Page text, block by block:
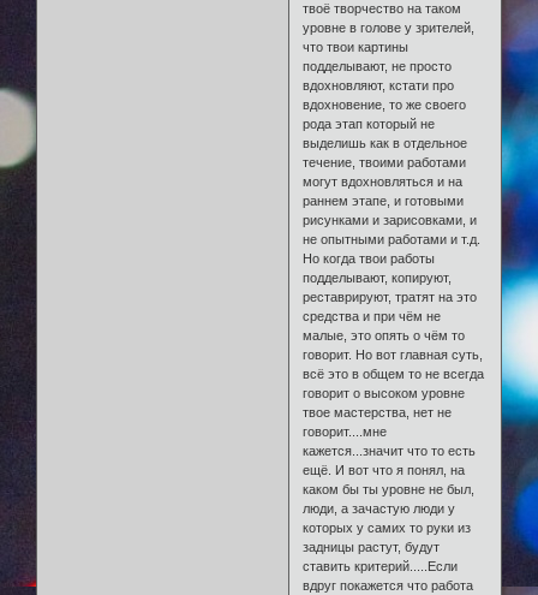
твоё творчество на таком
уровне в голове у зрителей,
что твои картины
подделывают, не просто
вдохновляют, кстати про
вдохновение, то же своего
рода этап который не
выделишь как в отдельное
течение, твоими работами
могут вдохновляться и на
раннем этапе, и готовыми
рисунками и зарисовками, и
не опытными работами и т.д.
Но когда твои работы
подделывают, копируют,
реставрируют, тратят на это
средства и при чём не
малые, это опять о чём то
говорит. Но вот главная суть,
всё это в общем то не всегда
говорит о высоком уровне
твое мастерства, нет не
говорит....мне
кажется...значит что то есть
ещё. И вот что я понял, на
каком бы ты уровне не был,
люди, а зачастую люди у
которых у самих то руки из
задницы растут, будут
ставить критерий.....Если
вдруг покажется что работа